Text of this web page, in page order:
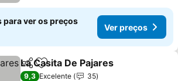
para ver os preços
Ver preços
PartilharAdicionar aos favoritos
La Casita De Pajares
9,3 Excelente
35